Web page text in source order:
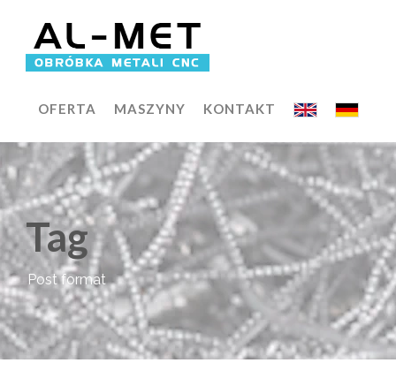
OFERTA MASZYNY KONTAKT
Tag
Post format